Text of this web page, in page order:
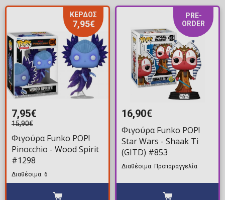
ΚΕΡΔΟΣ
7,95€
7,95€
15,90€
Φιγούρα Funko POP!
Pinocchio - Wood Spirit
#1298
Διαθέσιμα: 6
PRE-
ORDER
16,90€
Φιγούρα Funko POP!
Star Wars - Shaak Ti
(GITD) #853
Διαθέσιμα: Προπαραγγελία